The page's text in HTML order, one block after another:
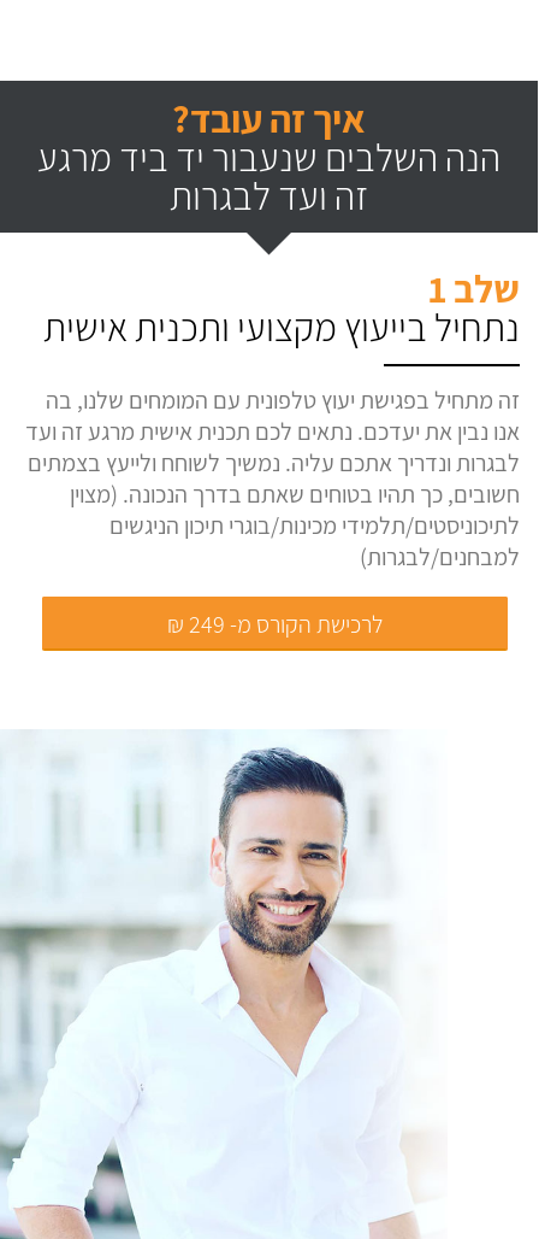
איך זה עובד?
הנה השלבים שנעבור יד ביד מרגע
זה ועד לבגרות
שלב 1
נתחיל בייעוץ מקצועי ותכנית אישית
זה מתחיל בפגישת יעוץ טלפונית עם המומחים שלנו, בה
אנו נבין את יעדכם. נתאים לכם תכנית אישית מרגע זה ועד
לבגרות ונדריך אתכם עליה. נמשיך לשוחח ולייעץ בצמתים
חשובים, כך תהיו בטוחים שאתם בדרך הנכונה. (מצוין
לתיכוניסטים/תלמידי מכינות/בוגרי תיכון הניגשים
למבחנים/לבגרות)
לרכישת הקורס מ- 249 ₪